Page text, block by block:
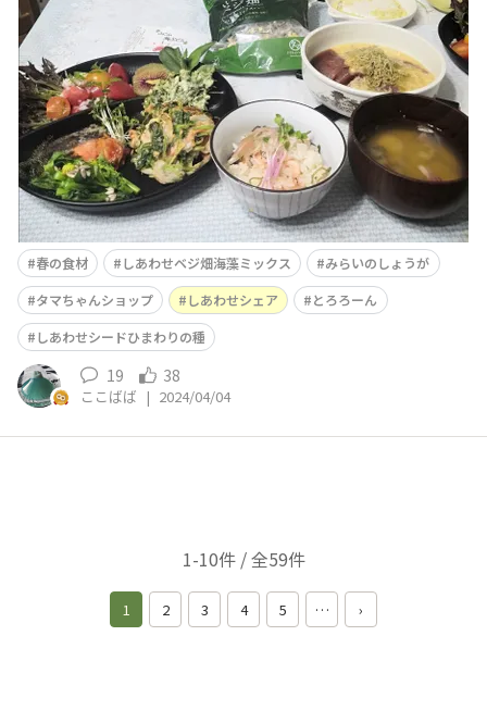
あわせベジ畑海藻ミックス 一握り 作り方材料をお釜に
すべて入れてスイッチ🔛 桜えびの香りがなんとも言えな
い美味しさです✨🦐✨
春の食材 しあわせベジ畑海藻ミックス
みらいのしょうが
タマちゃんショップ
しあわせシェア
とろろーん
しあわせシードひまわりの種
19 38
ここばば | 2024/04/04
1-10件 / 全59件
1 2 3 4 5 … ›